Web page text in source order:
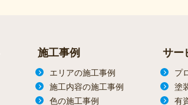
施工事例
エリアの施工事例
施工内容の施工事例
色の施工事例
サー
プ
塗
有